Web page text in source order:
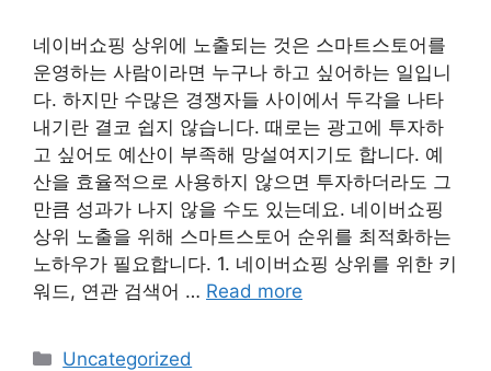
네이버쇼핑 상위에 노출되는 것은 스마트스토어를
운영하는 사람이라면 누구나 하고 싶어하는 일입니
다. 하지만 수많은 경쟁자들 사이에서 두각을 나타
내기란 결코 쉽지 않습니다. 때로는 광고에 투자하
고 싶어도 예산이 부족해 망설여지기도 합니다. 예
산을 효율적으로 사용하지 않으면 투자하더라도 그
만큼 성과가 나지 않을 수도 있는데요. 네이버쇼핑
상위 노출을 위해 스마트스토어 순위를 최적화하는
노하우가 필요합니다. 1. 네이버쇼핑 상위를 위한 키
워드, 연관 검색어 … Read more
Categories
Uncategorized